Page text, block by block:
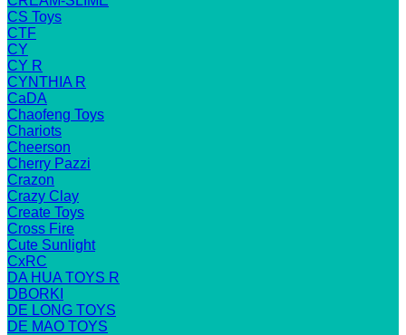
CS Toys
CTF
CY
CY R
CYNTHIA R
CaDA
Chaofeng Toys
Chariots
Cheerson
Cherry Pazzi
Crazon
Crazy Clay
Create Toys
Cross Fire
Cute Sunlight
CxRC
DA HUA TOYS R
DBORKI
DE LONG TOYS
DE MAO TOYS